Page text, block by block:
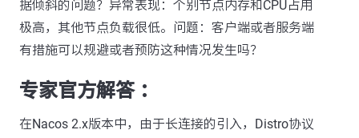
据倾斜的问题？异常表现：个别节点内存和CPU占用
极高，其他节点负载很低。问题：客户端或者服务端
有措施可以规避或者预防这种情况发生吗？
专家官方解答 ：
在Nacos 2.x版本中，由于长连接的引入，Distro协议